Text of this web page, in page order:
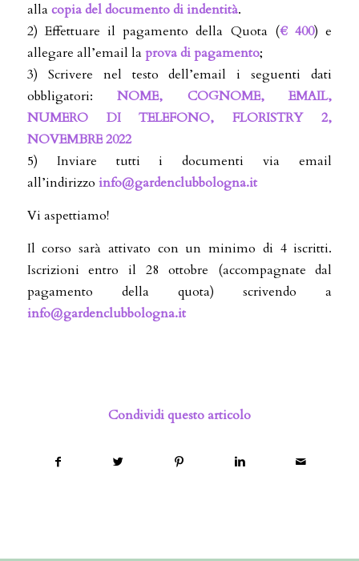
alla copia del documento di indentità.
2) Effettuare il pagamento della Quota (€ 400) e
allegare all’email la prova di pagamento;
3) Scrivere nel testo dell’email i seguenti dati
obbligatori:NOME, COGNOME, EMAIL,
NUMERO DI TELEFONO, FLORISTRY 2,
NOVEMBRE 2022
5) Inviare tutti i documenti via email
all’indirizzo info@gardenclubbologna.it
Vi aspettiamo!
Il corso sarà attivato con un minimo di 4 iscritti.
Iscrizioni entro il 28 ottobre (accompagnate dal
pagamento della quota) scrivendo a
info@gardenclubbologna.it
Condividi questo articolo